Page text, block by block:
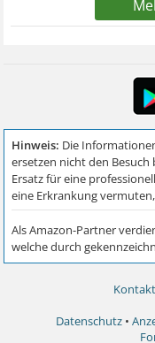
Kontakt
Datenschutz •